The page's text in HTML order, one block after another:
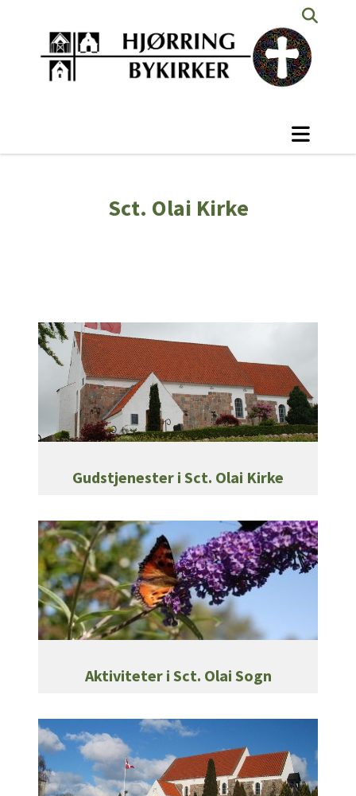
Sct. Olai Kirke
Gudstjenester i Sct. Olai Kirke
Aktiviteter i Sct. Olai Sogn